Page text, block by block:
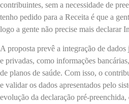
contribuintes, sem a necessidade de
tenho pedido para a Receita é que a
logo a gente não precise mais declarar
A proposta prevê a integração de
e privadas, como informações
de planos de saúde. Com isso, o
e validar os dados apresentados pelo
evolução da declaração pré-